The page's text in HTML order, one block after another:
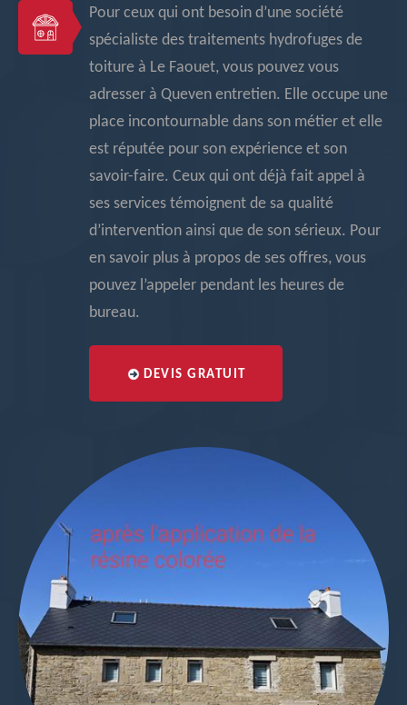
Pour ceux qui ont besoin d’une société
spécialiste des traitements hydrofuges de
toiture à Le Faouet, vous pouvez vous
adresser à Queven entretien. Elle occupe une
place incontournable dans son métier et elle
est réputée pour son expérience et son
savoir-faire. Ceux qui ont déjà fait appel à
ses services témoignent de sa qualité
d’intervention ainsi que de son sérieux. Pour
en savoir plus à propos de ses offres, vous
pouvez l’appeler pendant les heures de
bureau.
DEVIS GRATUIT